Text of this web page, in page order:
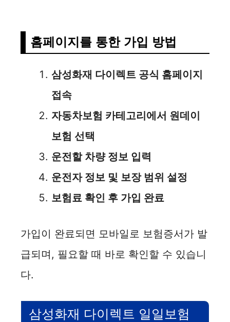
홈페이지를 통한 가입 방법
삼성화재 다이렉트 공식 홈페이지
접속
자동차보험 카테고리에서 원데이
보험 선택
운전할 차량 정보 입력
운전자 정보 및 보장 범위 설정
보험료 확인 후 가입 완료
가입이 완료되면 모바일로 보험증서가 발
급되며, 필요할 때 바로 확인할 수 있습니
다.
삼성화재 다이렉트 일일보험